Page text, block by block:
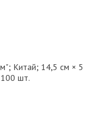
Китай; 14,5 см × 5
шт.